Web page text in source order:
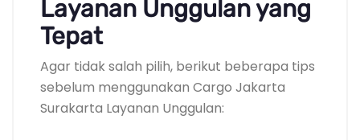
Layanan Unggulan yang
Tepat
Agar tidak salah pilih, berikut beberapa tips
sebelum menggunakan Cargo Jakarta
Surakarta Layanan Unggulan: